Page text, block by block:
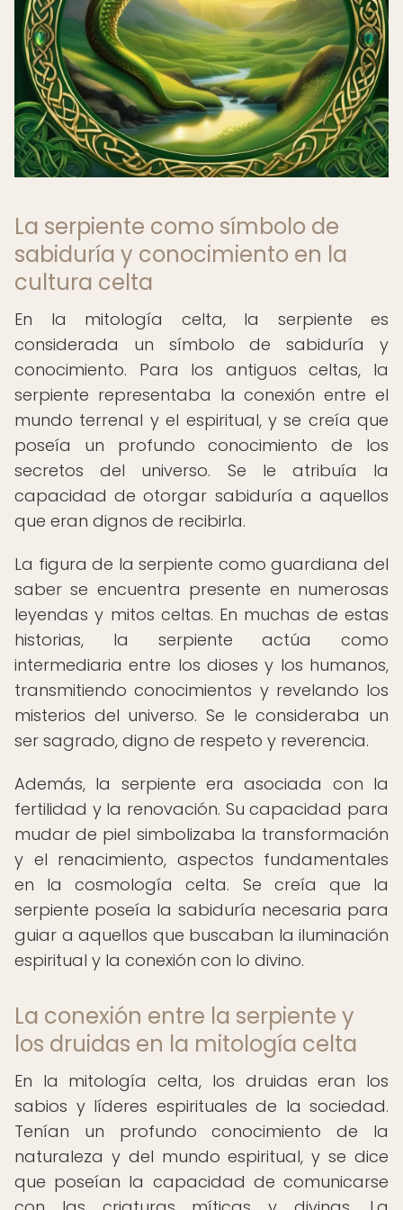
La serpiente como símbolo de
sabiduría y conocimiento en la
cultura celta
En la mitología celta, la serpiente es
considerada un símbolo de sabiduría y
conocimiento. Para los antiguos celtas, la
serpiente representaba la conexión entre el
mundo terrenal y el espiritual, y se creía que
poseía un profundo conocimiento de los
secretos del universo. Se le atribuía la
capacidad de otorgar sabiduría a aquellos
que eran dignos de recibirla.
La figura de la serpiente como guardiana del
saber se encuentra presente en numerosas
leyendas y mitos celtas. En muchas de estas
historias, la serpiente actúa como
intermediaria entre los dioses y los humanos,
transmitiendo conocimientos y revelando los
misterios del universo. Se le consideraba un
ser sagrado, digno de respeto y reverencia.
Además, la serpiente era asociada con la
fertilidad y la renovación. Su capacidad para
mudar de piel simbolizaba la transformación
y el renacimiento, aspectos fundamentales
en la cosmología celta. Se creía que la
serpiente poseía la sabiduría necesaria para
guiar a aquellos que buscaban la iluminación
espiritual y la conexión con lo divino.
La conexión entre la serpiente y
los druidas en la mitología celta
En la mitología celta, los druidas eran los
sabios y líderes espirituales de la sociedad.
Tenían un profundo conocimiento de la
naturaleza y del mundo espiritual, y se dice
que poseían la capacidad de comunicarse